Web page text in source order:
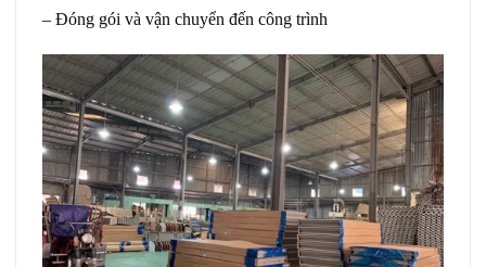
– Đóng gói và vận chuyển đến công trình